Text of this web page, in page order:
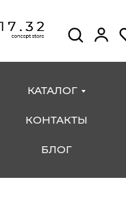
КАТАЛОГ
КОНТАКТЫ
БЛОГ